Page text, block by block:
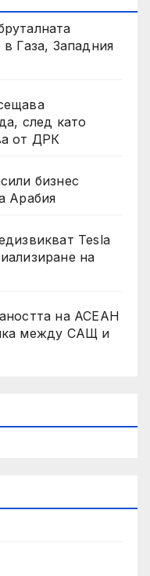
Газа, Западния
след като
от ДРК
бизнес
Арабия
Tesla
на
на АСЕАН
между САЩ и